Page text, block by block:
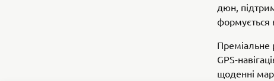
дюн,
формується
Преміальне
GPS-
щоденні